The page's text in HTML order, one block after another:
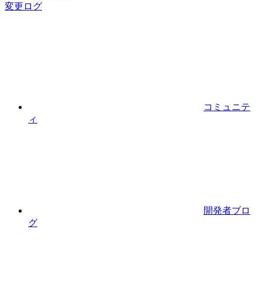
変更ログ
コミュニテ
ィ
開発者ブロ
グ